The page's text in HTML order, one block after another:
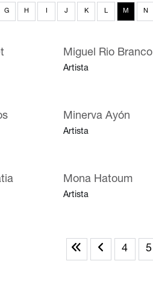
G H I J K L M N
Miguel Rio Branco
Artista
Minerva Ayón
Artista
Mona Hatoum
Artista
4 5